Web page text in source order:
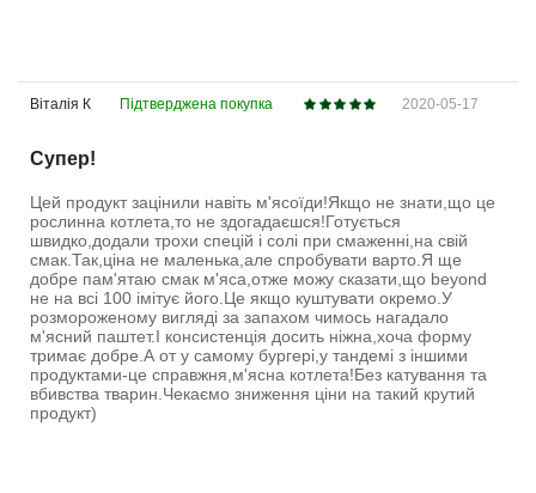
Вiталiя К Підтверджена покупка 2020-05-17
Супер!
Цей продукт зацінили навіть м'ясоїди!Якщо не знати,що це
рослинна котлета,то не здогадаєшся!Готується
швидко,додали трохи спецій і солі при смаженні,на свій
смак.Так,ціна не маленька,але спробувати варто.Я ще
добре пам'ятаю смак м'яса,отже можу сказати,що beyond
не на всі 100 імітує його.Це якщо куштувати окремо.У
розмороженому вигляді за запахом чимось нагадало
м'ясний паштет.І консистенція досить ніжна,хоча форму
тримає добре.А от у самому бургері,у тандемі з іншими
продуктами-це справжня,м'ясна котлета!Без катування та
вбивства тварин.Чекаємо зниження ціни на такий крутий
продукт)